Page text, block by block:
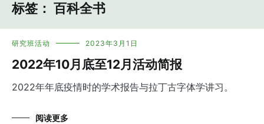
标签： 百科全书
研究班活动 2023年3月1日
2022年10月底至12月活动简报
2022年年底疫情时的学术报告与拉丁古字体学讲习。
阅读更多